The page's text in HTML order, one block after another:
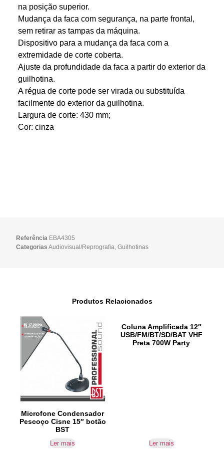
na posição superior.
Mudança da faca com segurança, na parte frontal,
sem retirar as tampas da máquina.
Dispositivo para a mudança da faca com a
extremidade de corte coberta.
Ajuste da profundidade da faca a partir do exterior da
guilhotina.
A régua de corte pode ser virada ou substituída
facilmente do exterior da guilhotina.
Largura de corte: 430 mm;
Cor: cinza
Referência EBA4305
Categorias Audiovisual/Reprografia,Guilhotinas
Produtos Relacionados
Microfone Condensador
Pescoço Cisne 15″ botão
BST
Ler mais
Coluna Amplificada 12″
USB/FM/BT/SD/BAT VHF
Preta 700W Party
Ler mais